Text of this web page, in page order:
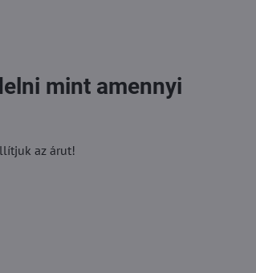
mint amennyi
az árut!